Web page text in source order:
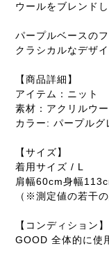
ウールをブレンド
パープルベースの
クラシカルなデザ
【商品詳細】
アイテム：ニット
素材：アクリルウ
カラー: パープルグ
【サイズ】
着用サイズ / L
肩幅60cm身幅
（※測定値の若干
【コンディション】
GOOD 全体的に使